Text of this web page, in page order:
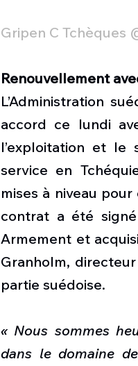
Gripen C Tchèques
Renouvellement
L’Administration
accord ce lundi
l’exploitation et le
service en
mises à niveau
contrat a été
Armement et
Granholm,
partie suédoise.
« Nous sommes
dans le domaine